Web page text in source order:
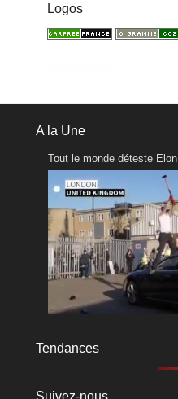
Logos
A la Une
Tout le monde déteste Elon
Tendances
Suivez-nous